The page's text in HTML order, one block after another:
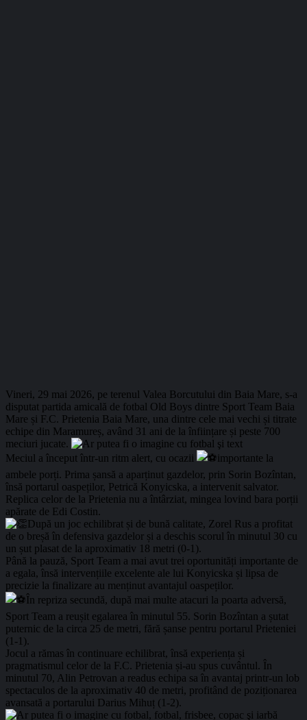
Vineri, 29 mai 2026, pe terenul Valea Borcutului din Baia Mare, s-a
disputat partida amicală de fotbal Old Boys dintre Sport Team Baia
Mare și F.C. Prietenia Baia Mare, una dintre cele mai vechi și titrate
echipe din Maramureș, având 31 ani de la înființare și peste 700
meciuri jucate.
Meciul a început într-un ritm alert, cu ocazii
importante la
ambele porți. Prima șansă a aparținut gazdelor, prin Sorin Bozîntan,
însă portarul oaspeților, Petrică Konyicska, a intervenit salvator.
Replica celor de la Prietenia nu a întârziat, mingea lovind bara porții
apărate de Edi Costin.
După un joc echilibrat și de bună calitate, Zorel Rus a profitat
de o breșă în defensiva gazdelor și a deschis scorul în minutul 30 cu
un șut plasat de la aproximativ 18 metri (0-1).
Până la pauză, Sport Team a mai avut trei oportunități importante de
a egala, însă intervențiile excelente ale lui Konyicska și lipsa de
precizie la finalizare au menținut avantajul oaspeților.
În repriza secundă, după mai multe atacuri la poarta adversă,
Sport Team a reușit egalarea în minutul 55. Sorin Bozîntan a șutat
puternic de la circa 25 de metri, fără șanse pentru portarul Prieteniei
(1-1).
Jocul a rămas în continuare echilibrat, însă experiența și
pragmatismul celor de la F.C. Prietenia și-au spus cuvântul. În
minutul 70, Alin Petrovan a readus echipa sa în avantaj printr-un lob
spectaculos de la aproximativ 40 de metri, profitând de poziționarea
avansată a portarului Darius Mihuț (1-2).